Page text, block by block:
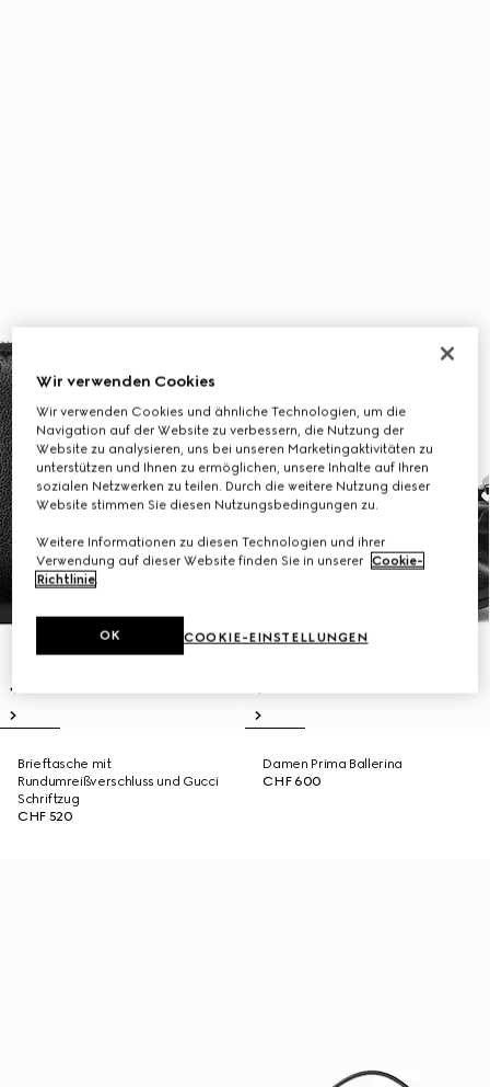
Brieftasche mit
Rundumreißverschluss und Gucci
Schriftzug
CHF 520
Damen Prima Ballerina
CHF 600
Wir verwenden Cookies
Wir verwenden Cookies und ähnliche Technologien, um die
Navigation auf der Website zu verbessern, die Nutzung der
Website zu analysieren, uns bei unseren Marketingaktivitäten zu
unterstützen und Ihnen zu ermöglichen, unsere Inhalte auf Ihren
sozialen Netzwerken zu teilen. Durch die weitere Nutzung dieser
Website stimmen Sie diesen Nutzungsbedingungen zu.
Weitere Informationen zu diesen Technologien und ihrer
Verwendung auf dieser Website finden Sie in unserer Cookie-
Richtlinie.
COOKIE-EINSTELLUNGEN
OK